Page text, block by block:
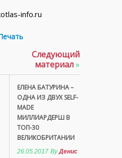
info.ru
Следующий
материал»
EЛЕНА БАТУРИНА –
ОДНА ИЗ ДВУХ SELF-
MADE
МИЛЛИАРДЕРШ В
ТОП-30
ВЕЛИКОБРИТАНИИ
26.05.2017 ByДенис